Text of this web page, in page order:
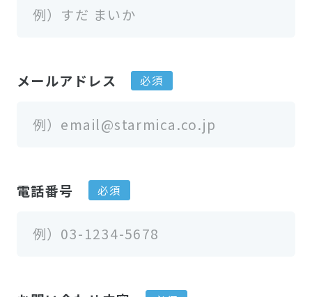
メールアドレス
電話番号